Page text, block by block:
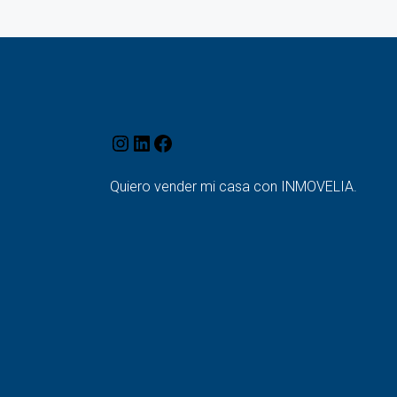
Quiero vender mi casa con INMOVELIA.